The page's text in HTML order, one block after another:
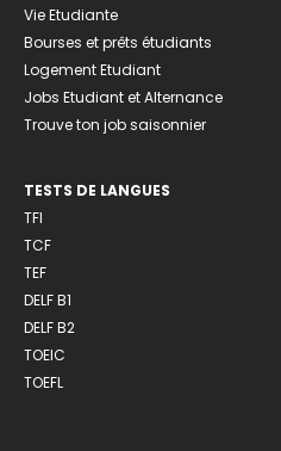
Vie Etudiante
Bourses et prêts étudiants
Logement Etudiant
Jobs Etudiant et Alternance
Trouve ton job saisonnier
TESTS DE LANGUES
TFI
TCF
TEF
DELF B1
DELF B2
TOEIC
TOEFL